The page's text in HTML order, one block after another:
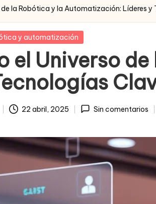
la Robótica y la Automatización: Líderes y
y automatización
el Universo
22 abril, 2025 Sin comentarios